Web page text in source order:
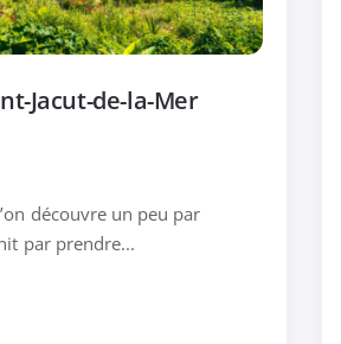
Jacut-de-la-Mer
découvre un peu par
par prendre...